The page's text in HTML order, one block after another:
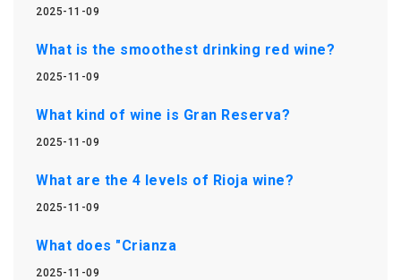
2025-11-09
What is the smoothest drinking red wine?
2025-11-09
What kind of wine is Gran Reserva?
2025-11-09
What are the 4 levels of Rioja wine?
2025-11-09
What does "Crianza
2025-11-09